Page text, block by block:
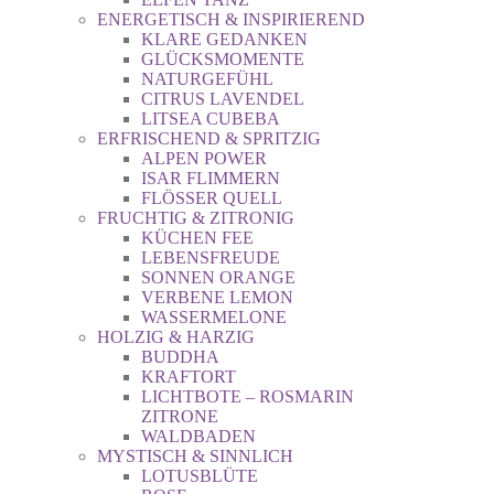
ENERGETISCH & INSPIRIEREND
KLARE GEDANKEN
GLÜCKSMOMENTE
NATURGEFÜHL
CITRUS LAVENDEL
LITSEA CUBEBA
ERFRISCHEND & SPRITZIG
ALPEN POWER
ISAR FLIMMERN
FLÖSSER QUELL
FRUCHTIG & ZITRONIG
KÜCHEN FEE
LEBENSFREUDE
SONNEN ORANGE
VERBENE LEMON
WASSERMELONE
HOLZIG & HARZIG
BUDDHA
KRAFTORT
LICHTBOTE – ROSMARIN
ZITRONE
WALDBADEN
MYSTISCH & SINNLICH
LOTUSBLÜTE